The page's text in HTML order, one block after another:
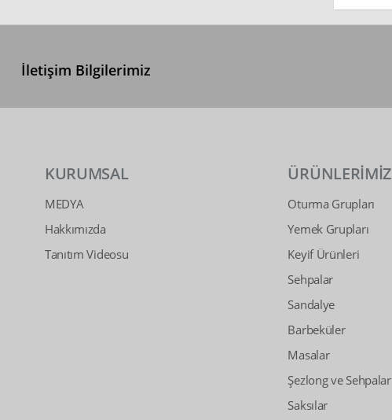
İletişim Bilgilerimiz
KURUMSAL
MEDYA
Hakkımızda
Tanıtım Videosu
ÜRÜNLERİMİZ
Oturma Grupları
Yemek Grupları
Keyif Ürünleri
Sehpalar
Sandalye
Barbeküler
Masalar
Şezlong ve Sehpalar
Saksılar